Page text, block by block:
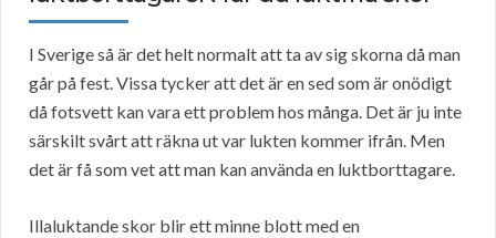
I Sverige så är det helt normalt att ta av sig skorna då man
går på fest. Vissa tycker att det är en sed som är onödigt
då fotsvett kan vara ett problem hos många. Det är ju inte
särskilt svårt att räkna ut var lukten kommer ifrån. Men
det är få som vet att man kan använda en luktborttagare.
Illaluktande skor blir ett minne blott med en